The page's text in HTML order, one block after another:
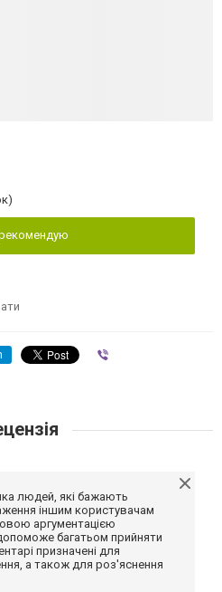
людей, які бажають
іншим користувачам
аргументацією
багатьом прийняти
призначені для
а також для роз'яснення